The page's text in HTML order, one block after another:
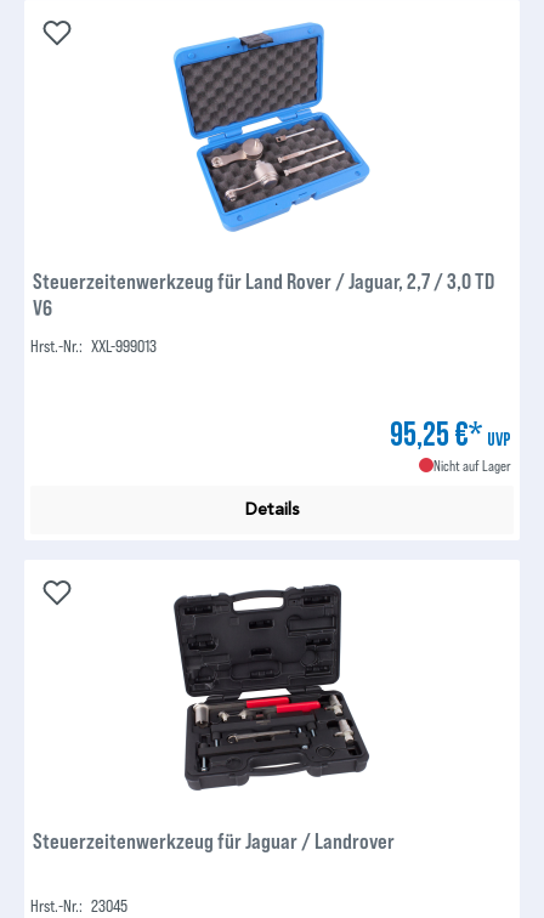
Steuerzeitenwerkzeug für Land Rover / Jaguar, 2,7 / 3,0 TD
V6
Hrst.-Nr.: XXL-999013
95,25 €* UVP
Nicht auf Lager
Details
Steuerzeitenwerkzeug für Jaguar / Landrover
Hrst.-Nr.: 23045